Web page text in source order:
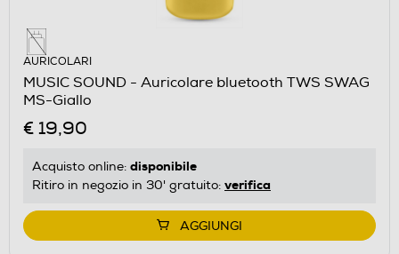
AURICOLARI
MUSIC SOUND - Auricolare bluetooth TWS SWAG
MS-Giallo
€ 19,90
Acquisto online: disponibile
Ritiro in negozio in 30' gratuito: verifica
AGGIUNGI